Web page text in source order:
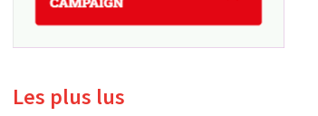
Les plus lus